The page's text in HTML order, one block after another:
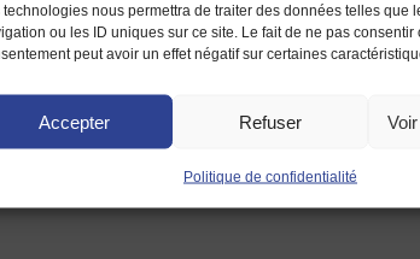
technologies nous permettra de traiter des données telles que
ou les ID uniques sur ce site. Le fait de ne pas consentir
peut avoir un effet négatif sur certaines
Accepter Refuser
Politique de confidentialité
GLAD (patrimoine en breton), un outil
via une cartographie interactive mais aussi
de 80 % par REACT-UE (coût total du
glad.bretagne.bzh